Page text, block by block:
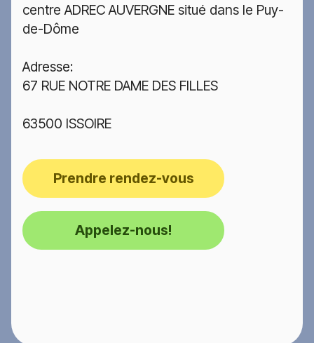
centre ADREC AUVERGNE situé dans le Puy-
de-Dôme
Adresse:
67 RUE NOTRE DAME DES FILLES
63500 ISSOIRE
Prendre rendez-vous
Appelez-nous!